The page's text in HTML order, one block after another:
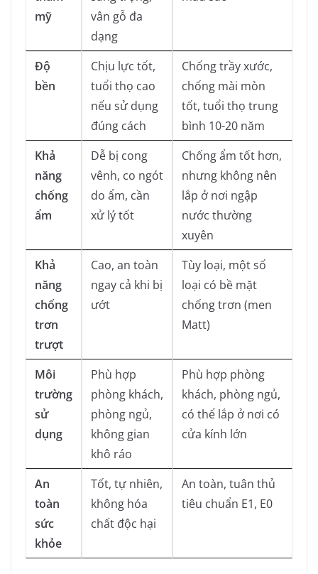
mỹ
vân gỗ đa
dạng
Độ
bền
Chịu lực tốt,
tuổi thọ cao
nếu sử dụng
đúng cách
Chống trầy xước,
chống mài mòn
tốt, tuổi thọ trung
bình 10-20 năm
Khả
năng
chống
ẩm
Dễ bị cong
vênh, co ngót
do ẩm, cần
xử lý tốt
Chống ẩm tốt hơn,
nhưng không nên
lắp ở nơi ngập
nước thường
xuyên
Khả
năng
chống
trơn
trượt
Cao, an toàn
ngay cả khi bị
ướt
Tùy loại, một số
loại có bề mặt
chống trơn (men
Matt)
Môi
trường
sử
dụng
Phù hợp
phòng khách,
phòng ngủ,
không gian
khô ráo
Phù hợp phòng
khách, phòng ngủ,
có thể lắp ở nơi có
cửa kính lớn
An
toàn
sức
khỏe
Tốt, tự nhiên,
không hóa
chất độc hại
An toàn, tuân thủ
tiêu chuẩn E1, E0